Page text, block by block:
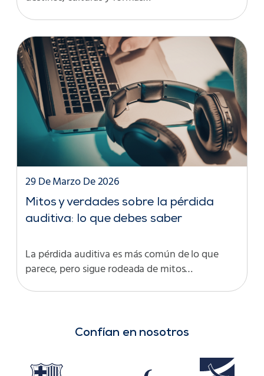
Mitos y verdades sobre la pérdida
auditiva: lo que debes saber
29 De Marzo De 2026
La pérdida auditiva es más común de lo que
parece, pero sigue rodeada de mitos…
Confían en nosotros